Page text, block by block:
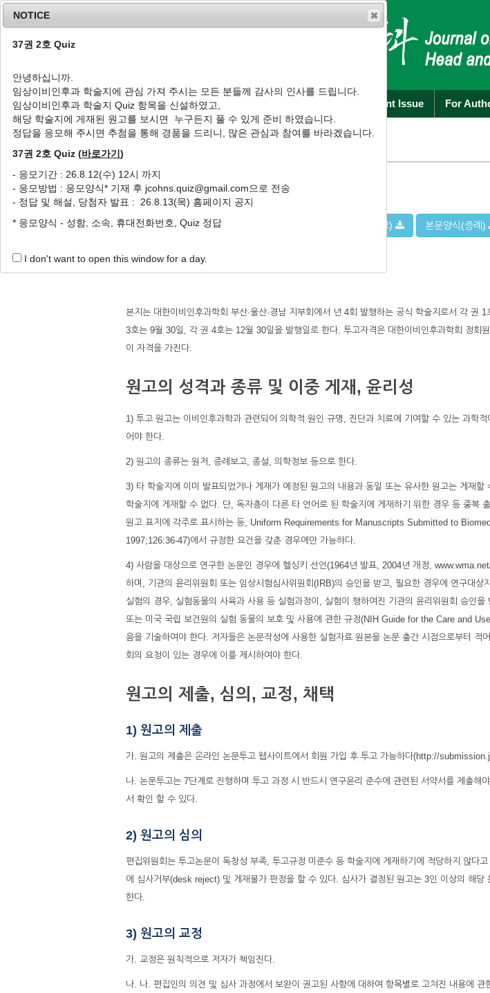
Home Journal Info Current Issue For
Author Guidelines
Template File
표지양식(원저,증례,특집,정보) 본문양식(원저,특집,정보) 본문양식(증례)
Endnote Style
본지는 대한이비인후과학회 부산·울산·경남 지부회에서 년 4회 발행하는 공식 학술지로서 각 권
3호는 9월 30일, 각 권 4호는 12월 30일을 발행일로 한다. 투고자격은 대한이비인후과학회 정회
이 자격을 가진다.
원고의 성격과 종류 및 이중 게재, 윤리성
1) 투고 원고는 이비인후과학과 관련되어 의학적 원인 규명, 진단과 치료에 기여할 수 있는 과학
어야 한다.
2) 원고의 종류는 원저, 증례보고, 종설, 의학정보 등으로 한다.
3) 타 학술지에 이미 발표되었거나 게재가 예정된 원고의 내용과 동일 또는 유사한 원고는 게재
학술지에 게재할 수 없다. 단, 독자층이 다른 타 언어로 된 학술지에 게재하기 위한 경우 등 중복
원고 표지에 각주로 표시하는 등, Uniform Requirements for Manuscripts Submitted to
1997;126:36-47)에서 규정한 요건을 갖춘 경우에만 가능하다.
4) 사람을 대상으로 연구한 논문인 경우에 헬싱키 선언(1964년 발표, 2004년 개정,
하며, 기관의 윤리위원회 또는 임상시험심사위원회(IRB)의 승인을 받고, 필요한 경우에 연구대상
실험의 경우, 실험동물의 사육과 사용 등 실험과정이, 실험이 행하여진 기관의 윤리위원회 승인
또는 미국 국립 보건원의 실험 동물의 보호 및 사용에 관한 규정(NIH Guide for the Care and
음을 기술하여야 한다. 저자들은 논문작성에 사용한 실험자료 원본을 논문 출간 시점으로부터 적
회의 요청이 있는 경우에 이를 제시하여야 한다.
원고의 제출, 심의, 교정, 채택
1) 원고의 제출
가. 원고의 제출은 온라인 논문투고 웹사이트에서 회원 가입 후 투고 가능하다(http://
나. 논문투고는 7단계로 진행하며 투고 과정 시 반드시 연구윤리 준수에 관련된 서약서를 제출해
서 확인 할 수 있다.
2) 원고의 심의
편집위원회는 투고논문이 독창성 부족, 투고규정 미준수 등 학술지에 게재하기에 적당하지 않다
에 심사거부(desk reject) 및 게재불가 판정을 할 수 있다. 심사가 결정된 원고는 3인 이상의 해
한다.
3) 원고의 교정
가. 교정은 원칙적으로 저자가 책임진다.
나. 나. 편집인의 의견 및 심사 과정에서 보완이 권고된 사항에 대하여 항목별로 고쳐진 내용에 관
NOTICE
37권 2호 Quiz
안녕하십니까.
임상이비인후과 학술지에 관심 가져 주시는 모든 분들께 감사의 인사를 드립니다.
임상이비인후과 학술지 Quiz 항목을 신설하였고,
해당 학술지에 게재된 원고를 보시면 누구든지 풀 수 있게 준비 하였습니다.
정답을 응모해 주시면 추첨을 통해 경품을 드리니, 많은 관심과 참여를 바라겠습니다.
37권 2호 Quiz (바로가기)
- 응모기간 : 26.8.12(수) 12시 까지
- 응모방법 : 응모양식* 기재 후 jcohns.quiz@gmail.com으로 전송
- 정답 및 해설, 당첨자 발표 : 26.8.13(목) 홈페이지 공지
* 응모양식 - 성함, 소속, 휴대전화번호, Quiz 정답
I don't want to open this window for a day.